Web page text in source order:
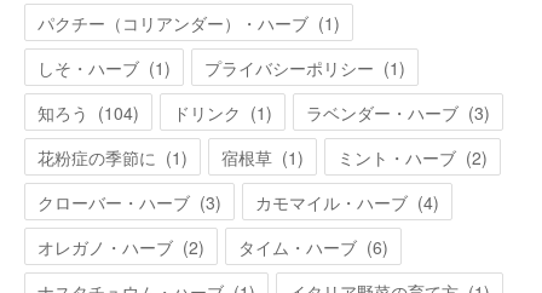
パクチー（コリアンダー）・ハーブ (1)
しそ・ハーブ (1) プライバシーポリシー (1)
知ろう (104) ドリンク (1) ラベンダー・ハーブ (3)
花粉症の季節に (1) 宿根草 (1) ミント・ハーブ (2)
クローバー・ハーブ (3) カモマイル・ハーブ (4)
オレガノ・ハーブ (2) タイム・ハーブ (6)